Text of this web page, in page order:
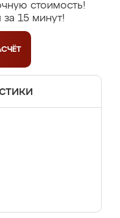
стоимость!
15 минут!